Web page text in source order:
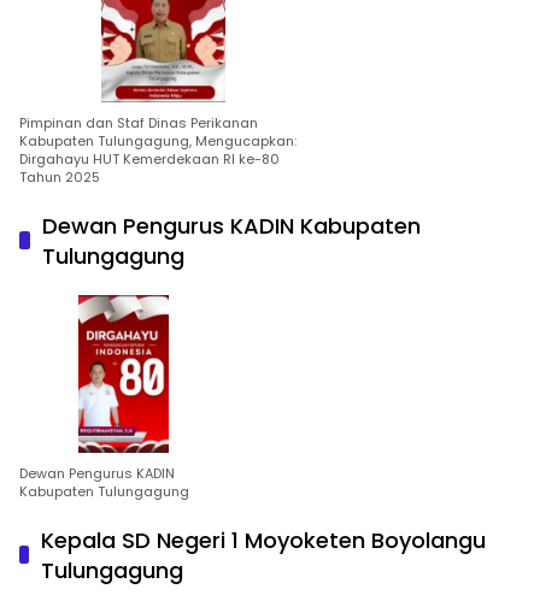
Pimpinan dan Staf Dinas Perikanan
Kabupaten Tulungagung, Mengucapkan:
Dirgahayu HUT Kemerdekaan RI ke-80
Tahun 2025
Dewan Pengurus KADIN Kabupaten
Tulungagung
Dewan Pengurus KADIN
Kabupaten Tulungagung
Kepala SD Negeri 1 Moyoketen Boyolangu
Tulungagung